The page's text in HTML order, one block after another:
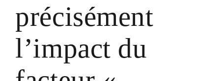
précisément
l’impact du